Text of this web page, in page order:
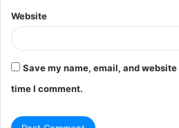
Website
Save my name, email, and
time I comment.